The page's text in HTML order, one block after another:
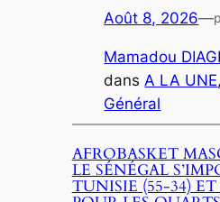
Août 8, 2026—
Mamadou
dansA LA UNE,
Général
AFROBASKET
LE SÉNÉGAL
TUNISIE (55-34)